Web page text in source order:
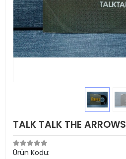
TALK TALK THE ARROWS
Ürün Kodu: